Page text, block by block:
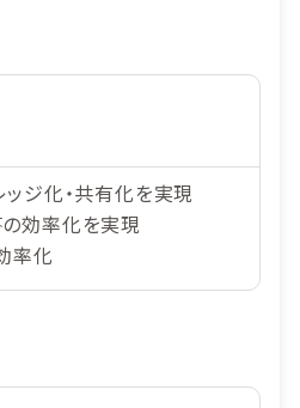
ッジ化・共有化を実現
効率化を実現
率化